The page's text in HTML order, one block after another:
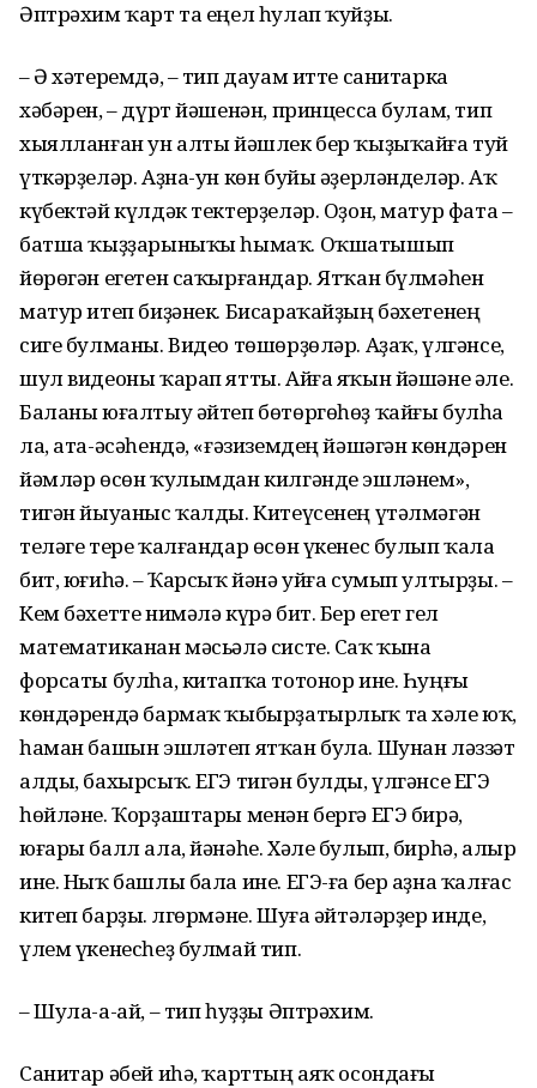
Әптрәхим ҡарт та еңел һулап ҡуйҙы.
– Ә хәтеремдә, – тип дауам итте санитарка
хәбәрен, – дүрт йәшенән, принцесса булам, тип
хыялланған ун алты йәшлек бер ҡыҙыҡайға туй
үткәрҙеләр. Аҙна-ун көн буйы әҙерләнделәр. Аҡ
күбектәй күлдәк тектерҙеләр. Оҙон, матур фата –
батша ҡыҙҙарыныҡы һымаҡ. Оҡшатышып
йөрөгән егетен саҡырғандар. Ятҡан бүлмәһен
матур итеп биҙәнек. Бисараҡайҙың бәхетенең
сиге булманы. Видео төшөрҙөләр. Аҙаҡ, үлгәнсе,
шул видеоны ҡарап ятты. Айға яҡын йәшәне әле.
Баланы юғалтыу әйтеп бөтөргөһөҙ ҡайғы булһа
ла, ата-әсәһендә, «ғәзиземдең йәшәгән көндәрен
йәмләр өсөн ҡулымдан килгәнде эшләнем»,
тигән йыуаныс ҡалды. Китеүсенең үтәлмәгән
теләге тере ҡалғандар өсөн үкенес булып ҡала
бит, юғиһә. – Ҡарсыҡ йәнә уйға сумып ултырҙы. –
Кем бәхетте нимәлә күрә бит. Бер егет гел
математиканан мәсьәлә систе. Саҡ ҡына
форсаты булһа, китапҡа тотонор ине. Һуңғы
көндәрендә бармаҡ ҡыбырҙатырлыҡ та хәле юҡ,
һаман башын эшләтеп ятҡан була. Шунан ләззәт
алды, бахырсыҡ. ЕГЭ тигән булды, үлгәнсе ЕГЭ
һөйләне. Ҡорҙаштары менән бергә ЕГЭ бирә,
юғары балл ала, йәнәһе. Хәле булып, бирһә, алыр
ине. Ныҡ башлы бала ине. ЕГЭ-ға бер аҙна ҡалғас
китеп барҙы. Өлгөрмәне. Шуға әйтәләрҙер инде,
үлем үкенесһеҙ булмай тип.
– Шула-а-ай, – тип һуҙҙы Әптрәхим.
Санитар әбей иһә, ҡарттың аяҡ осондағы